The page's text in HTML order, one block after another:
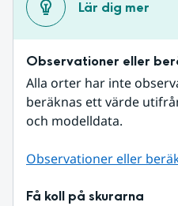
Lär dig mer
Observationer eller
Alla orter har inte
beräknas ett värde
och modelldata.
Observationer eller
Få koll på skurarna